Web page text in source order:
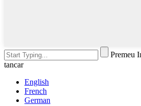
Premeu
tancar
English
French
German